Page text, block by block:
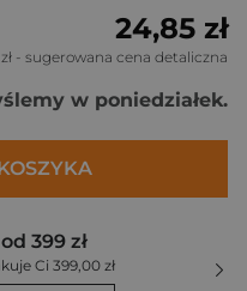
24,85 zł
- sugerowana cena detaliczna
w poniedziałek.
399 zł
Ci 399,00 zł